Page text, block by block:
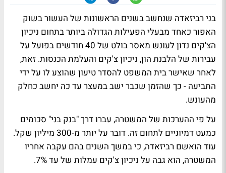
בני רביזאדה שנחשב בשנים הראשונות של העשור בשוק
האפור כאחד מבעלי הפעילות הגדולה ביותר בתחום ניכיון
הצ'קים נדון לעונש מאסר בולט של 40 חודשים בפועל על
עבירות של הלבנת הון, ניכיון צ'קים והעלמת הכנסות. זאת,
לאחר שאישר בית המשפט להסדר טיעון שהוצע לו על ידי
התביעה - כך שהזמן שכבר ישב במעצר עד כה יחשב כחלק
מהעונש.
על פי ההערכות של המשטרה, עברו דרך "בנק בני" סכומים
כמעט דמיוניים לתחום זה. דובר על יותר מ-300 מיליון שקל.
עוד הואשם רביזאדה, כי במשך השנים בהם עקבה אחריו
המשטרה, הוא גבה על ניכיון צ'קים עמלות של עד 7%.